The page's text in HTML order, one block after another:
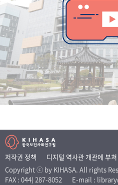
사진 아카이브 문서 기록물
50 주년 기념
성과 50선 숫자로 보는 50년
세계와 함께 한 KIHASA
VR 역사관
저작권 정책 디지털 역사관 개관에 부쳐
Copyright ⓒ by KIHASA. All rights
FAX : 044) 287-8052
E-mail :